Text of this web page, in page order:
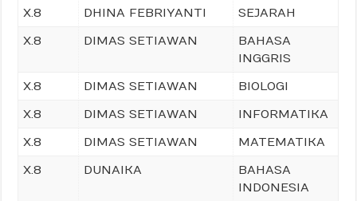
X.8
DHINA FEBRIYANTI
SEJARAH
X.8
DIMAS SETIAWAN
BAHASA
INGGRIS
X.8
DIMAS SETIAWAN
BIOLOGI
X.8
DIMAS SETIAWAN
INFORMATIKA
X.8
DIMAS SETIAWAN
MATEMATIKA
X.8
DUNAIKA
BAHASA
INDONESIA